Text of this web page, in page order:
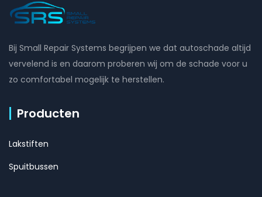
Bij Small Repair Systems begrijpen we dat autoschade altijd
vervelend is en daarom proberen wij om de schade voor u
zo comfortabel mogelijk te herstellen.
Producten
Lakstiften
Spuitbussen